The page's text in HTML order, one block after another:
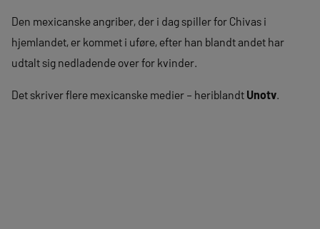
Den mexicanske angriber, der i dag spiller for Chivas i
hjemlandet, er kommet i uføre, efter han blandt andet har
udtalt sig nedladende over for kvinder.
Det skriver flere mexicanske medier – heriblandt Unotv.